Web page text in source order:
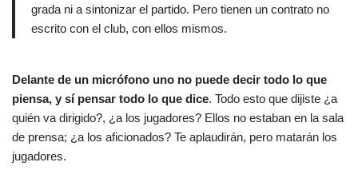
grada ni a sintonizar el partido. Pero tienen un contrato no
escrito con el club, con ellos mismos.
Delante de un micrófono uno no puede decir todo lo que
piensa, y sí pensar todo lo que dice. Todo esto que dijiste ¿a
quién va dirigido?, ¿a los jugadores? Ellos no estaban en la sala
de prensa; ¿a los aficionados? Te aplaudirán, pero matarán los
jugadores.